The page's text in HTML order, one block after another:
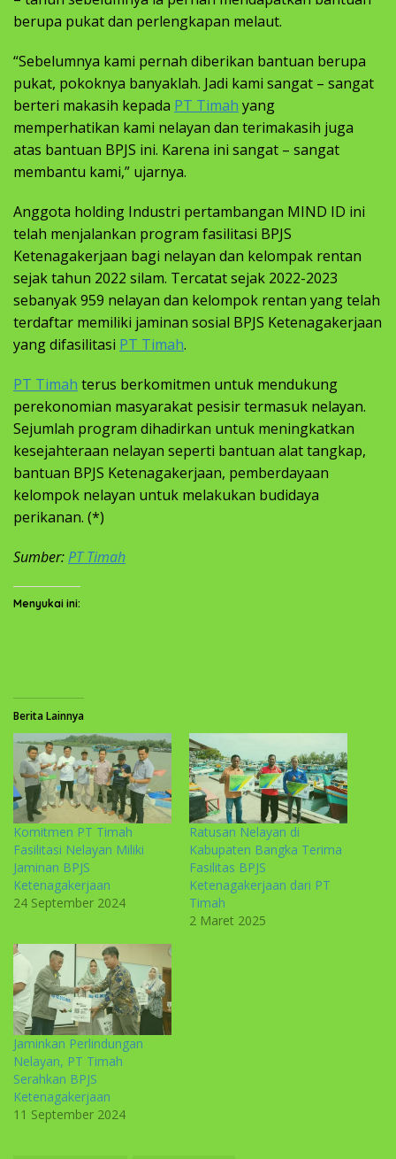
berupa pukat dan perlengkapan melaut.
“Sebelumnya kami pernah diberikan bantuan berupa
pukat, pokoknya banyaklah. Jadi kami sangat – sangat
berteri makasih kepada PT Timah yang
memperhatikan kami nelayan dan terimakasih juga
atas bantuan BPJS ini. Karena ini sangat – sangat
membantu kami,” ujarnya.
Anggota holding Industri pertambangan MIND ID ini
telah menjalankan program fasilitasi BPJS
Ketenagakerjaan bagi nelayan dan kelompak rentan
sejak tahun 2022 silam. Tercatat sejak 2022-2023
sebanyak 959 nelayan dan kelompok rentan yang telah
terdaftar memiliki jaminan sosial BPJS Ketenagakerjaan
yang difasilitasi PT Timah.
PT Timah terus berkomitmen untuk mendukung
perekonomian masyarakat pesisir termasuk nelayan.
Sejumlah program dihadirkan untuk meningkatkan
kesejahteraan nelayan seperti bantuan alat tangkap,
bantuan BPJS Ketenagakerjaan, pemberdayaan
kelompok nelayan untuk melakukan budidaya
perikanan. (*)
Sumber:PT Timah
Menyukai ini:
Berita Lainnya
Komitmen PT Timah
Fasilitasi Nelayan Miliki
Jaminan BPJS
Ketenagakerjaan
24 September 2024
Ratusan Nelayan di
Kabupaten Bangka Terima
Fasilitas BPJS
Ketenagakerjaan dari PT
Timah
2 Maret 2025
Jaminkan Perlindungan
Nelayan, PT Timah
Serahkan BPJS
Ketenagakerjaan
11 September 2024